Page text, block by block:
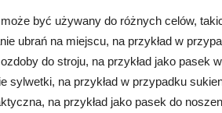
być używany do różnych celów,
ubrań na miejscu, na przykład w
do stroju, na przykład jako pasek
sylwetki, na przykład w przypadku
na przykład jako pasek do